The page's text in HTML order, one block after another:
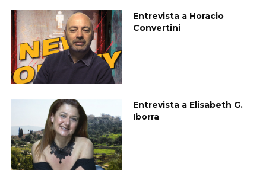
Entrevista a Horacio
Convertini
Entrevista a Elisabeth G.
Iborra